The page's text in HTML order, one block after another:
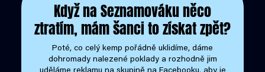
Když na Seznamováku něco
ztratím, mám šanci to získat zpět?
Poté, co celý kemp pořádně uklidíme, dáme
dohromady nalezené poklady a rozhodně jim